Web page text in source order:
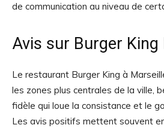
de communication au niveau de
Avis sur Burger King
Le restaurant Burger King à
les zones plus centrales de la ville,
fidèle qui loue la consistance et le
Les avis positifs mettent souvent